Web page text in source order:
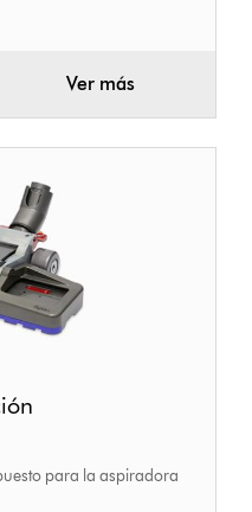
Ver más
para la aspiradora